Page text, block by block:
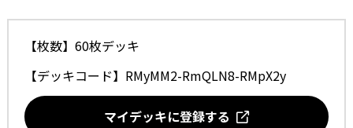
【枚数】60枚デッキ
【デッキコード】 RMyMM2-RmQLN8-RMpX2y
マイデッキに登録する